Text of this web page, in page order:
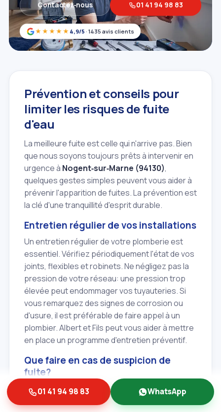
★★★★★ 4,9/5 · 1435 avis clients
Contactez‑nous 01 41 94 98 83
Prévention et conseils pour
limiter les risques de fuite
d'eau
La meilleure fuite est celle qui n'arrive pas. Bien
que nous soyons toujours prêts à intervenir en
urgence à Nogent‑sur‑Marne (94130),
quelques gestes simples peuvent vous aider à
prévenir l'apparition de fuites. La prévention est
la clé d'une tranquillité d'esprit durable.
Entretien régulier de vos installations
Un entretien régulier de votre plomberie est
essentiel. Vérifiez périodiquement l'état de vos
joints, flexibles et robinets. Ne négligez pas la
pression de votre réseau: une pression trop
élevée peut endommager vos tuyauteries. Si
vous remarquez des signes de corrosion ou
d'usure, il est préférable de faire appel à un
plombier. Albert et Fils peut vous aider à mettre
en place un programme d'entretien préventif.
Que faire en cas de suspicion de
fuite?
Si vous suspectez une fuite, agissez
rapidement. Commencez par couper l'arrivée
01 41 94 98 83 WhatsApp